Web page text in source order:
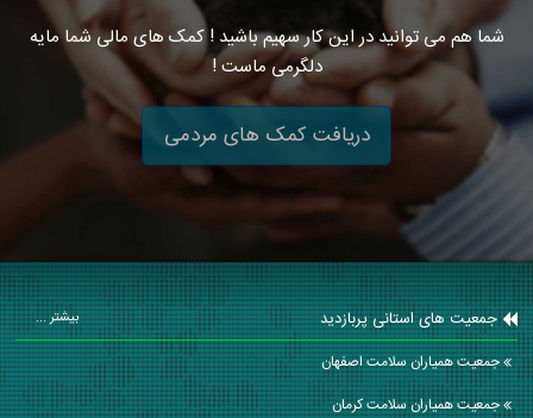
شما هم می توانید در این کار سهیم باشید ! کمک های مالی شما مایه
دلگرمی ماست !
دریافت کمک های مردمی
جمعیت های استانی پربازدید بیشتر ...
جمعیت همیاران سلامت اصفهان
جمعیت همیاران سلامت كرمان